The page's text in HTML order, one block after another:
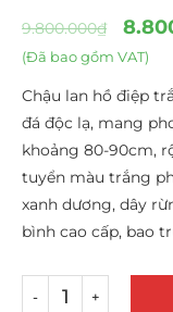
9.800.000₫
(Đã bao gồm VAT)
Chậu lan hồ điệp
đá độc lạ, mang
khoảng 80-90cm,
tuyển màu trắng
xanh dương, dây
bình cao cấp, bao